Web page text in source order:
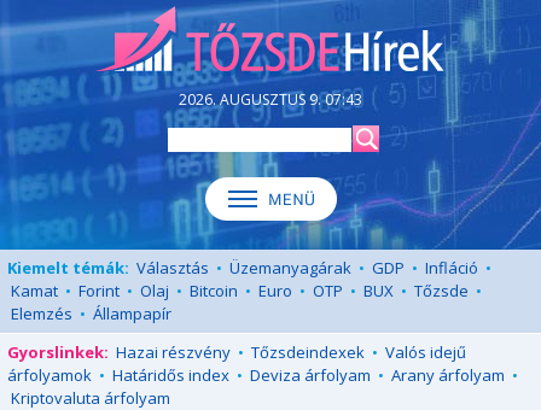
2026. AUGUSZTUS 9. 07:43
Kiemelt témák: Választás • Üzemanyagárak • GDP • Infláció •
Kamat • Forint • Olaj • Bitcoin • Euro • OTP • BUX • Tőzsde •
Elemzés • Állampapír
Gyorslinkek: Hazai részvény • Tőzsdeindexek • Valós idejű
árfolyamok • Határidős index • Deviza árfolyam • Arany árfolyam •
Kriptovaluta árfolyam